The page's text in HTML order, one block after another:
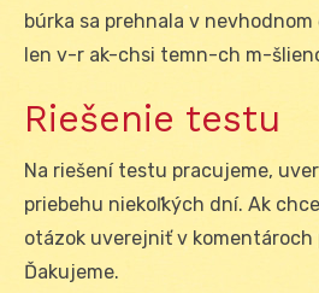
búrka sa prehnala v nevhodnom
len v-r ak-chsi temn-ch m-
Riešenie testu
Na riešení testu pracujeme,
priebehu niekoľkých dní. Ak
otázok uverejniť v komentároch
Ďakujeme.